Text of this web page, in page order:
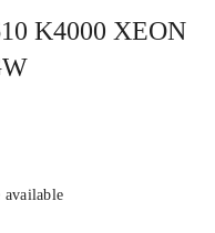
K4000 XEON